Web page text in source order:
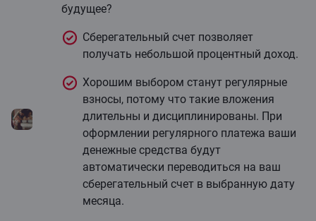
будущее?
Сберегательный счет позволяет
получать небольшой процентный доход.
Хорошим выбором станут регулярные
взносы, потому что такие вложения
длительны и дисциплинированы. При
оформлении регулярного платежа ваши
денежные средства будут
автоматически переводиться на ваш
сберегательный счет в выбранную дату
месяца.